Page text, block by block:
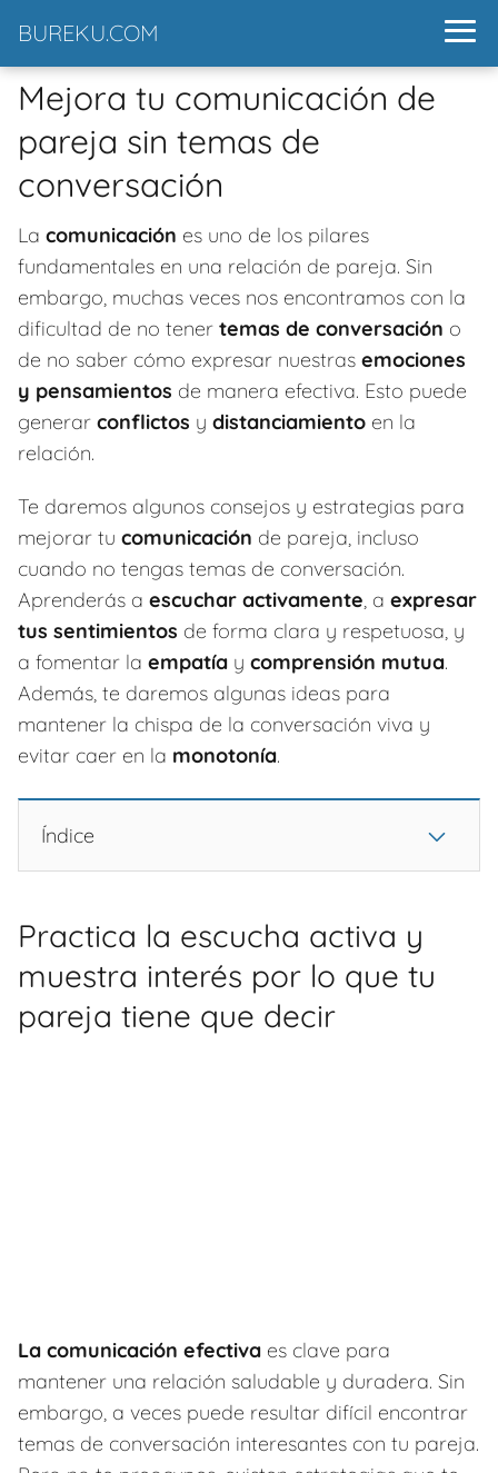
BUREKU.COM
Mejora tu comunicación de
pareja sin temas de
conversación
La comunicación es uno de los pilares
fundamentales en una relación de pareja. Sin
embargo, muchas veces nos encontramos con la
dificultad de no tener temas de conversación o
de no saber cómo expresar nuestras emociones
y pensamientos de manera efectiva. Esto puede
generar conflictos y distanciamiento en la
relación.
Te daremos algunos consejos y estrategias para
mejorar tu comunicación de pareja, incluso
cuando no tengas temas de conversación.
Aprenderás a escuchar activamente, a expresar
tus sentimientos de forma clara y respetuosa, y
a fomentar la empatía y comprensión mutua.
Además, te daremos algunas ideas para
mantener la chispa de la conversación viva y
evitar caer en la monotonía.
Índice
Practica la escucha activa y
muestra interés por lo que tu
pareja tiene que decir
La comunicación efectiva es clave para
mantener una relación saludable y duradera. Sin
embargo, a veces puede resultar difícil encontrar
temas de conversación interesantes con tu pareja.